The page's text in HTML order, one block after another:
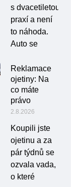
s dvacetiletou
praxí a není
to náhoda.
Auto se
Reklamace
ojetiny: Na
co máte
právo
2.8.2026
Koupili jste
ojetinu a za
pár týdnů se
ozvala vada,
o které